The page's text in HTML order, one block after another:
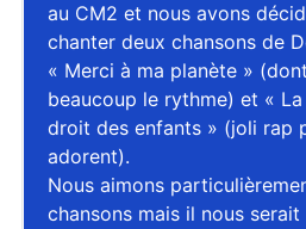
au CM2 et nous avons
chanter deux chansons de
« Merci à ma planète »
beaucoup le rythme) et «
droit des enfants » (joli rap
adorent).
Nous aimons
chansons mais il nous